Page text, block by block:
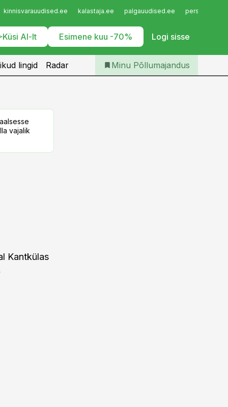
kinnisvarauudised.ee kalastaja.ee palgauudised.ee
Küsi AI-lt Esimene kuu -70% Logi sisse
Iseteenindus
Telli Põllumajandus
lingid Radar Minu Põllumajandus
vajalik
Kantkülas